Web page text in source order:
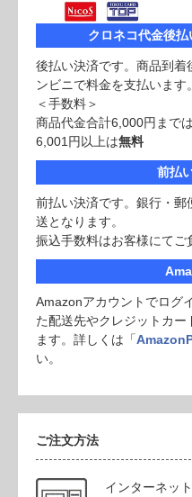
クロネコ代金後払
後払い決済です。商品到着
ンビニで料金を支払います。
＜手数料＞
商品代金合計6,000円まで
6,001円以上は無料
前払
前払い決済です。銀行・郵
送となります。
振込手数料はお客様にてご
Amazonアカウントでログ
た配送先やクレジットカー
ます。詳しくは「
い。
ご注文方法
インターネッ